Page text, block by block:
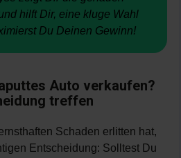
hilft Dir, eine kluge Wahl
Du Deinen Gewinn!
Auto verkaufen?
treffen
Schaden erlitten hat,
Entscheidung: Solltest Du